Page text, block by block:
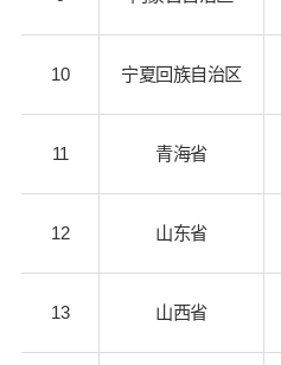
10 宁夏回族自治区
11 青海省
12 山东省
13 山西省